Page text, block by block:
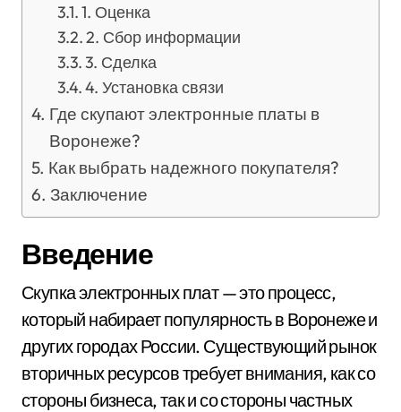
1. Оценка
2. Сбор информации
3. Сделка
4. Установка связи
Где скупают электронные платы в
Воронеже?
Как выбрать надежного покупателя?
Заключение
Введение
Скупка электронных плат — это процесс,
который набирает популярность в Воронеже и
других городах России. Существующий рынок
вторичных ресурсов требует внимания, как со
стороны бизнеса, так и со стороны частных